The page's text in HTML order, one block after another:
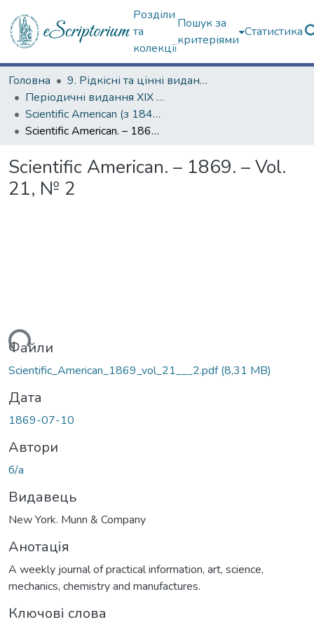
Розділи
та
колекції
Пошук за
критеріями
Статистика
Головна
9. Рідкісні та цінні видання
Періодичні видання ХІХ ст.
Scientific American (з 1845 р.)
Scientific American. – 1869. – Vol. 21, № 2
Scientific American. – 1869. – Vol.
21, № 2
Файли
Scientific_American_1869_vol_21___2.pdf(8,31 MB)
Дата
1869-07-10
Автори
б/а
Видавець
New York. Munn & Company
Анотація
A weekly journal of practical information, art, science,
mechanics, chemistry and manufactures.
Ключові слова